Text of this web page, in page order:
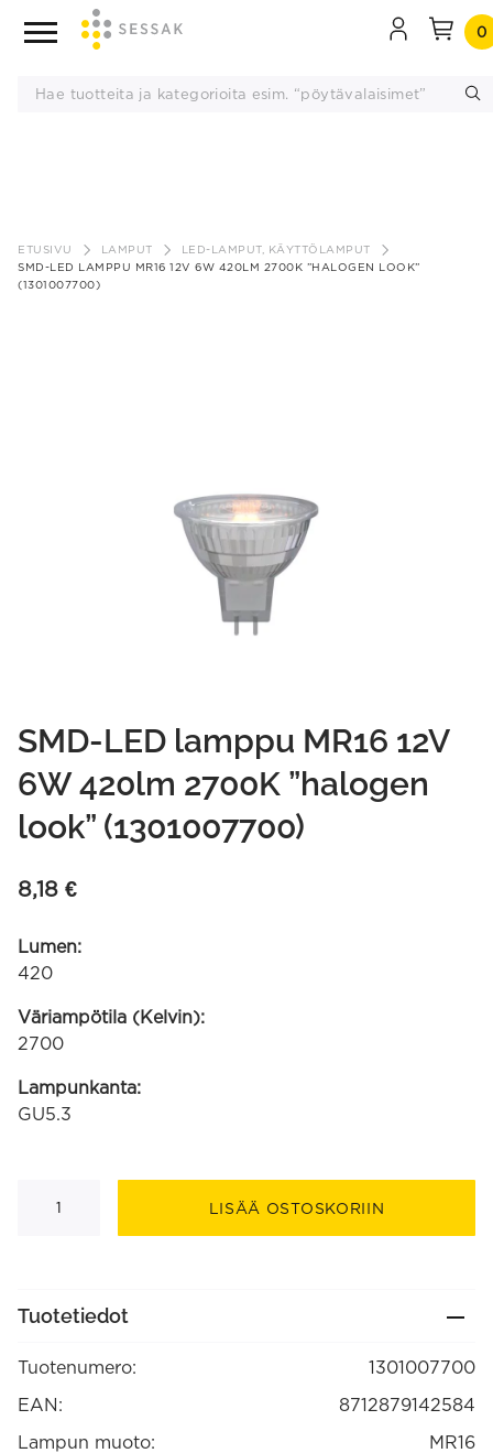
sisältöön
0
ETUSIVU LAMPUT
LED-LAMPUT, KÄYTTÖLAMPUT
SMD-LED LAMPPU MR16 12V 6W 420LM 2700K ”HALOGEN LOOK”
(1301007700)
SMD-LED lamppu MR16 12V
6W 420lm 2700K ”halogen
look” (1301007700)
8,18 €
Lumen:
420
Väriampötila (Kelvin):
2700
Lampunkanta:
GU5.3
"halogen
määrä
LISÄÄ OSTOSKORIIN
Tuotetiedot
Tuotenumero:
1301007700
EAN:
8712879142584
Lampun muoto:
MR16